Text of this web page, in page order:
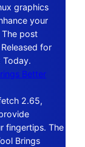
graphics
your
post
for
Today.
Better
2.65,
fingertips. The
Brings